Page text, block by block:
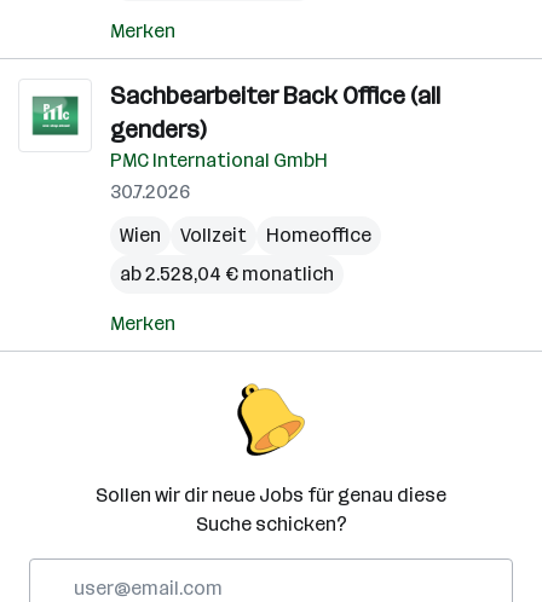
Merken
Sachbearbeiter Back Office (all
genders)
PMC International GmbH
30.7.2026
Wien
Vollzeit
Homeoffice
ab 2.528,04 € monatlich
Merken
Sollen wir dir neue Jobs für genau diese
Suche schicken?